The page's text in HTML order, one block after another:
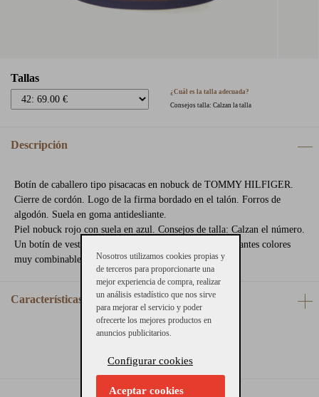
Tallas
¿Cuál es la talla adecuada?
Consejos talla: Calzan la talla
Descripción
Botín de caballero tipo pisacacas en nobuck de TOMMY HILFIGER.
Cierre de cordón. Logo de la firma bordado en el talón. Forros de
algodón. Suela en goma antidesliante.
Piel nobuck rojo con suela en azul. Consejos de talla: Calzan el número.
Un botín de vestir para chinos y americana en unos elegantes colores
muy combinables.
Características
Nosotros utilizamos cookies propias y
de terceros para proporcionarte una
mejor experiencia de compra, realizar
un análisis estadístico que nos sirve
para mejorar el servicio y poder
ofrecerte los mejores productos en
anuncios publicitarios.
Configurar cookies
Aceptar cookies